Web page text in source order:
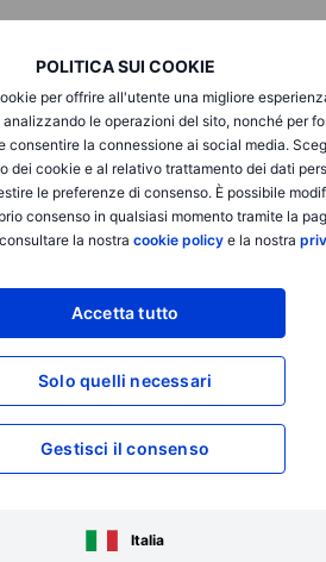
POLITICA SUI COOKIE
per offrire all'utente una migliore
le operazioni del sito, nonché per
consentire la connessione ai social media.
dei cookie e al relativo trattamento dei dati
le preferenze di consenso. È possibile
consenso in qualsiasi momento tramite la
la nostra cookie policye la nostra
Accetta tutto
Solo quelli necessari
Gestisci il consenso
Italia
trimestre hanno registrato rendimenti
è ancora più impressionante, pari al
e argento (+16,7%) in mezzo
in beni tangibili contro le incertezze
banche centrali per ridurre la loro
HG negoziato a New York e quelli
Il contratto del rame HG è salito a un
implementare tariffe sulle importazioni
hanno raggiunto il 17%,
BCOMTR, un settore che altrimenti
con un rendimento totale finora
hanno faticato in mezzo a un braccio
sulla domanda e l'aumento della